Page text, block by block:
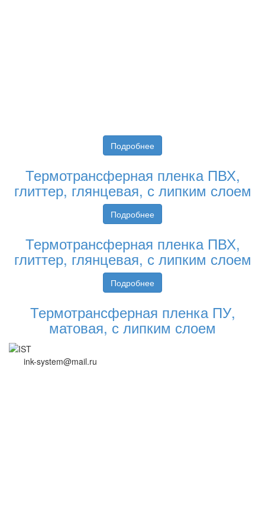
Подробнее
Термотрансферная пленка ПВХ,
глиттер, глянцевая, с липким слоем
Подробнее
Термотрансферная пленка ПВХ,
глиттер, глянцевая, с липким слоем
Подробнее
Термотрансферная пленка ПУ,
матовая, с липким слоем
ink-system@mail.ru